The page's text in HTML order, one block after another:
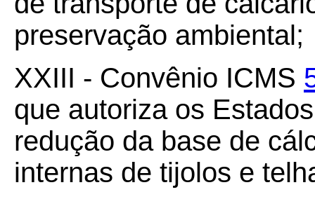
preservação ambiental;
XXIII - Convênio ICMS
que autoriza os
redução da base de
internas de tijolos e